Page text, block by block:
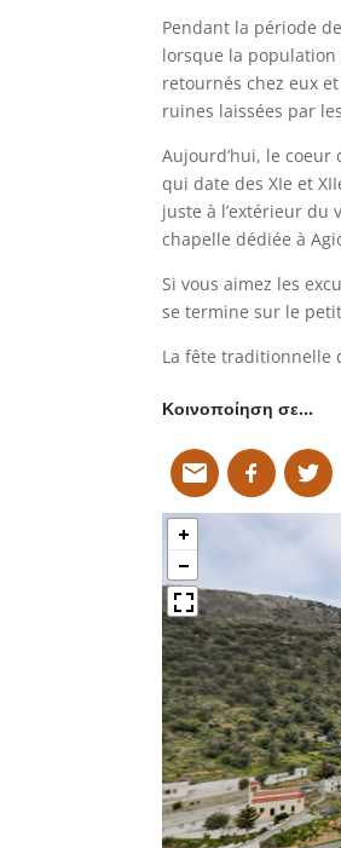
Pendant la période
lorsque la population
retournés chez eux
ruines laissées par
Aujourd’hui, le coeur
qui date des XIe et
juste à l’extérieur du
chapelle dédiée à
Si vous aimez les
se termine sur le
La fête traditionnelle
Κοινοποίηση σε…